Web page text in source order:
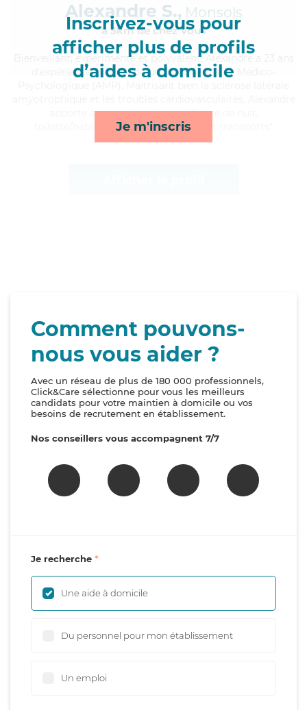
Inscrivez-vous pour
afficher plus de profils
d’aides à domicile
Je m'inscris
Alexandre S., Monsols
à 5km de chez Vous
, expérimenté et polyvalent, Alexandre a 23 ans
d'expérience et possède un diplôme d'Aide Médico-
apporte ses services de surveillance de nuit,
toilette/habillage, lessive/repassage et transports*
Comment pouvons-
nous vous aider ?
Avec un réseau de plus de 180 000 professionnels,
Click&Care sélectionne pour vous les meilleurs
candidats pour votre maintien à domicile ou vos
besoins de recrutement en établissement.
Nos conseillers vous accompagnent 7/7
Je recherche
Une aide à domicile
Du personnel pour mon établissement
Un emploi